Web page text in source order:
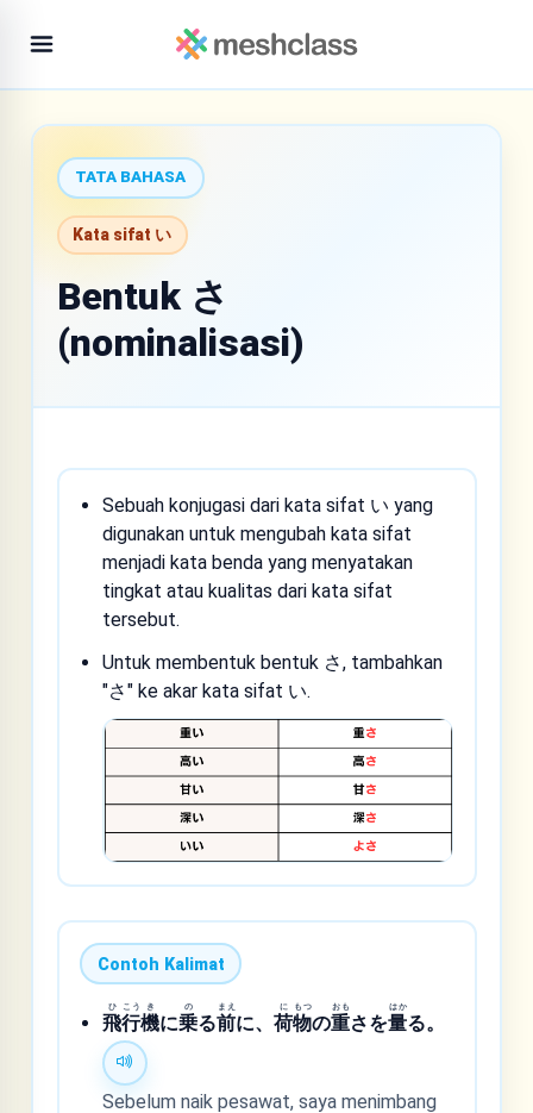
TATA BAHASA
Kata sifat い
Bentuk さ
(nominalisasi)
Sebuah konjugasi dari kata sifat い yang
digunakan untuk mengubah kata sifat
menjadi kata benda yang menyatakan
tingkat atau kualitas dari kata sifat
tersebut.
Untuk membentuk bentuk さ, tambahkan
"さ" ke akar kata sifat い.
Contoh Kalimat
飛
ひ
行
こう
機
き
に乗
の
る前
まえ
に、荷
に
物
もつ
の重
おも
さを量
はか
る。
Sebelum naik pesawat, saya menimbang